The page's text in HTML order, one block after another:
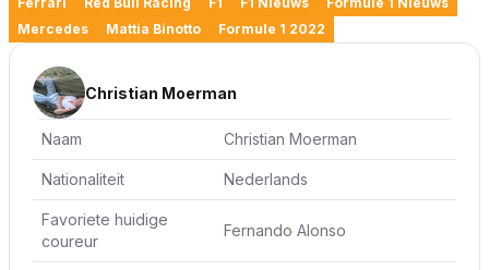
Mercedes
Mattia Binotto Formule 1 2022
Christian Moerman
Naam Christian Moerman
Nationaliteit Nederlands
Favoriete huidige
coureur
Fernando Alonso